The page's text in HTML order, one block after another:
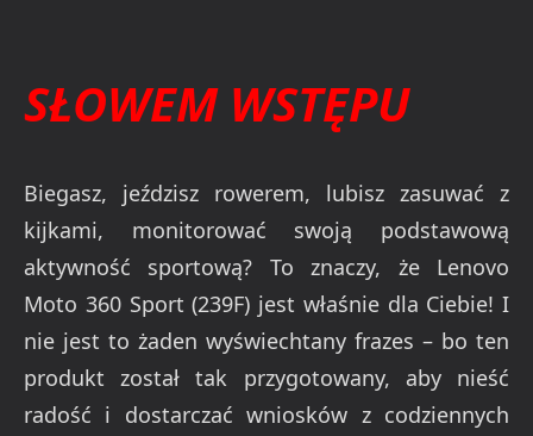
SŁOWEM WSTĘPU
Biegasz, jeździsz rowerem, lubisz zasuwać z
kijkami, monitorować swoją podstawową
aktywność sportową? To znaczy, że Lenovo
Moto 360 Sport (239F) jest właśnie dla Ciebie! I
nie jest to żaden wyświechtany frazes – bo ten
produkt został tak przygotowany, aby nieść
radość i dostarczać wniosków z codziennych